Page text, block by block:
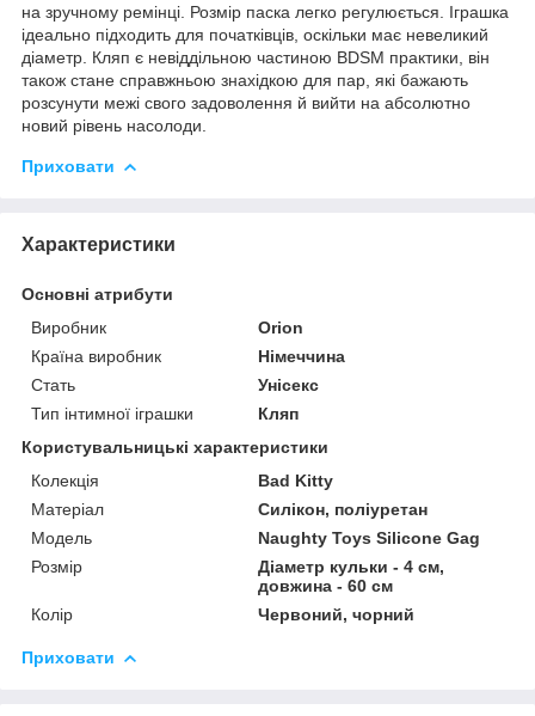
на зручному ремінці. Розмір паска легко регулюється. Іграшка
ідеально підходить для початківців, оскільки має невеликий
діаметр. Кляп є невіддільною частиною BDSM практики, він
також стане справжньою знахідкою для пар, які бажають
розсунути межі свого задоволення й вийти на абсолютно
новий рівень насолоди.
Приховати
Характеристики
Основні атрибути
Виробник
Orion
Країна виробник
Німеччина
Стать
Унісекс
Тип інтимної іграшки
Кляп
Користувальницькі характеристики
Колекція
Bad Kitty
Матеріал
Силікон, поліуретан
Модель
Naughty Toys Silicone Gag
Розмір
Діаметр кульки - 4 см,
довжина - 60 см
Колір
Червоний, чорний
Приховати